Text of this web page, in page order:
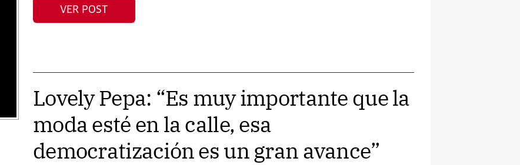
VER POST
Lovely Pepa: “Es muy importante que la
moda esté en la calle, esa
democratización es un gran avance”